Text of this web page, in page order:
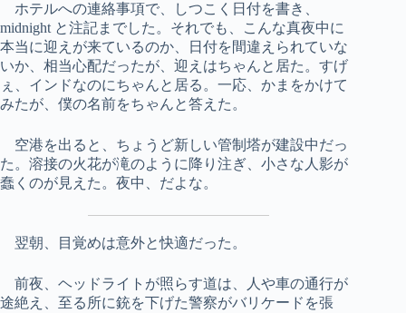
ホテルへの連絡事項で、しつこく日付を書き、
midnight と注記までした。それでも、こんな真夜中に
本当に迎えが来ているのか、日付を間違えられていな
いか、相当心配だったが、迎えはちゃんと居た。すげ
ぇ、インドなのにちゃんと居る。一応、かまをかけて
みたが、僕の名前をちゃんと答えた。
空港を出ると、ちょうど新しい管制塔が建設中だっ
た。溶接の火花が滝のように降り注ぎ、小さな人影が
蠢くのが見えた。夜中、だよな。
翌朝、目覚めは意外と快適だった。
前夜、ヘッドライトが照らす道は、人や車の通行が
途絶え、至る所に銃を下げた警察がバリケードを張